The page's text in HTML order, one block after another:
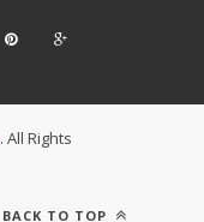
. All Rights
BACK TO TOP